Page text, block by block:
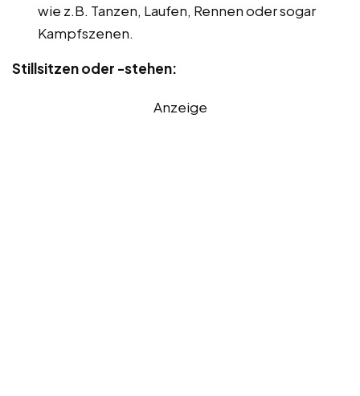
wie z.B. Tanzen, Laufen, Rennen oder sogar
Kampfszenen.
Stillsitzen oder -stehen:
Anzeige